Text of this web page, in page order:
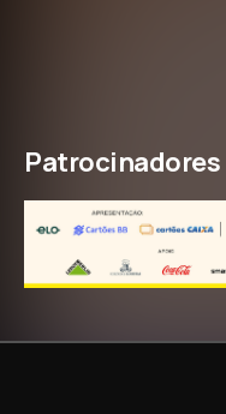
Patrocinadores